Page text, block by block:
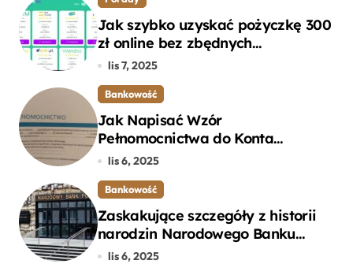
Jak szybko uzyskać pożyczkę 300
zł online bez zbędnych
formalności?
lis 7, 2025
Bankowość
Jak Napisać Wzór
Pełnomocnictwa do Konta
Bankowego – Praktyczny
lis 6, 2025
Bankowość
Zaskakujące szczegóły z historii
narodzin Narodowego Banku
Polskiego, o których mogłeś nie
lis 6, 2025